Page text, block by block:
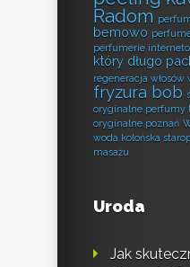
Radom
bemowo
perfumerie
który długo
regeneracja włosów
fryzura bob
oryginalne perfumy
oryginalne poznań
woda kolońska
masażu
Uroda
Jak